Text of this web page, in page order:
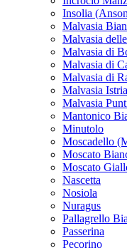
Incrocio
Insolia
Malvasia
Malvasia delle
Malvasia di
Malvasia di
Malvasia di
Malvasia
Malvasia
Mantonico
Minutolo
Moscadello
Moscato
Moscato Giallo
Nascetta
Nosiola
Nuragus
Pallagrello
Passerina